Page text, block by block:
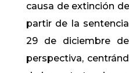
causa de extinción
partir de la
29 de diciembre
perspectiva,